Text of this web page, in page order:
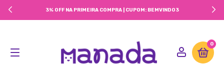
3% OFF NA PRIMEIRA COMPRA | CUPOM: BEMVINDO3
0